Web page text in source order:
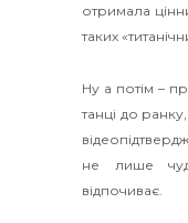
отримала
таких
Ну а потім –
танці до
не лише
відпочиває.